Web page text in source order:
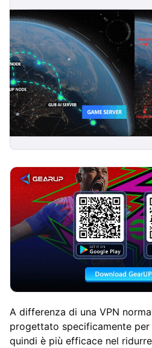
A differenza di una VPN
progettato specificamente
quindi è più efficace nel